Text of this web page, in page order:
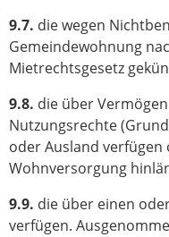
9.7. die wegen
Gemeindewohnung
Mietrechtsgesetz
9.8. die über
Nutzungsrechte
oder Ausland
Wohnversorgung
9.9. die über einen
verfügen.